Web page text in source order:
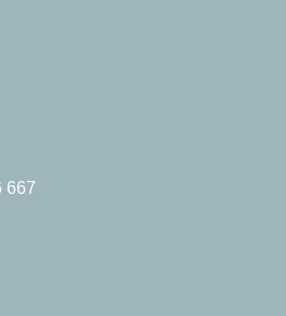
667